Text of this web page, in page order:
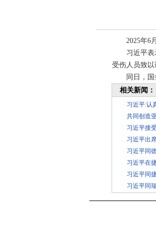
2025年6
习近平
受伤人员致以
同日，
相关新闻：
习近平:认
共同创造
习近平接
习近平出
习近平同
习近平在
习近平同
习近平同